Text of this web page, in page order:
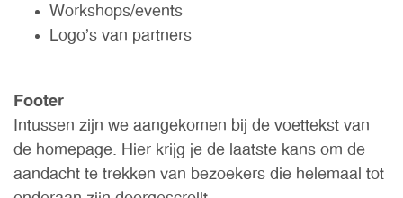
Workshops/events
Logo's van partners
Footer
Intussen zijn we aangekomen bij de voettekst van
de homepage. Hier krijg je de laatste kans om de
aandacht te trekken van bezoekers die helemaal tot